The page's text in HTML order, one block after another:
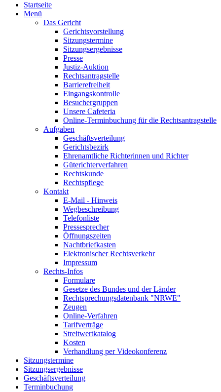
Startseite
Menü
Das Gericht
Gerichtsvorstellung
Sitzungstermine
Sitzungsergebnisse
Presse
Justiz-Auktion
Rechtsantragstelle
Barrierefreiheit
Eingangskontrolle
Besuchergruppen
Unsere Cafeteria
Online-Terminbuchung für die Rechtsantragstelle
Aufgaben
Geschäftsverteilung
Gerichtsbezirk
Ehrenamtliche Richterinnen und Richter
Güterichterverfahren
Rechtskunde
Rechtspflege
Kontakt
E-Mail - Hinweis
Wegbeschreibung
Telefonliste
Pressesprecher
Öffnungszeiten
Nachtbriefkasten
Elektronischer Rechtsverkehr
Impressum
Rechts-Infos
Formulare
Gesetze des Bundes und der Länder
Rechtsprechungsdatenbank "NRWE"
Zeugen
Online-Verfahren
Tarifverträge
Streitwertkatalog
Kosten
Verhandlung per Videokonferenz
Sitzungstermine
Sitzungsergebnisse
Geschäftsverteilung
Terminbuchung